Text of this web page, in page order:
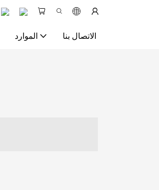
الموارد الاتصال بنا